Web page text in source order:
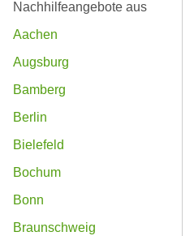
Nachhilfeangebote aus
Aachen
Augsburg
Bamberg
Berlin
Bielefeld
Bochum
Bonn
Braunschweig